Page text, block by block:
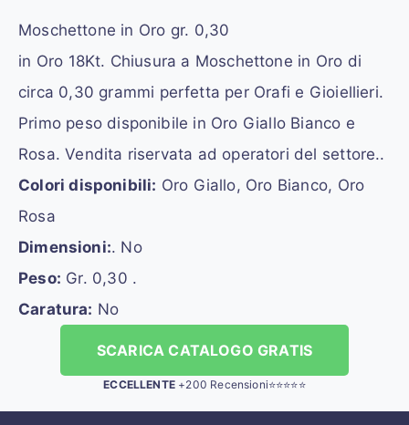
Moschettone in Oro gr. 0,30
in Oro 18Kt. Chiusura a Moschettone in Oro di
circa 0,30 grammi perfetta per Orafi e Gioiellieri.
Primo peso disponibile in Oro Giallo Bianco e
Rosa. Vendita riservata ad operatori del settore..
Colori disponibili: Oro Giallo, Oro Bianco, Oro
Rosa
Dimensioni:. No
Peso: Gr. 0,30 .
Caratura: No
SCARICA CATALOGO GRATIS
ECCELLENTE+200 Recensioni⭐⭐⭐⭐⭐